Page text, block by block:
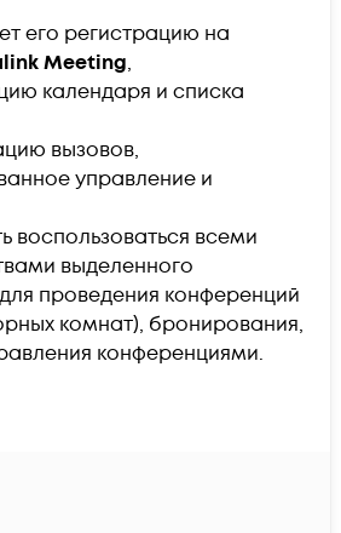
его регистрацию на
Meeting,
календаря и списка
вызовов,
управление и
воспользоваться всеми
выделенного
проведения конференций
комнат), бронирования,
конференциями.